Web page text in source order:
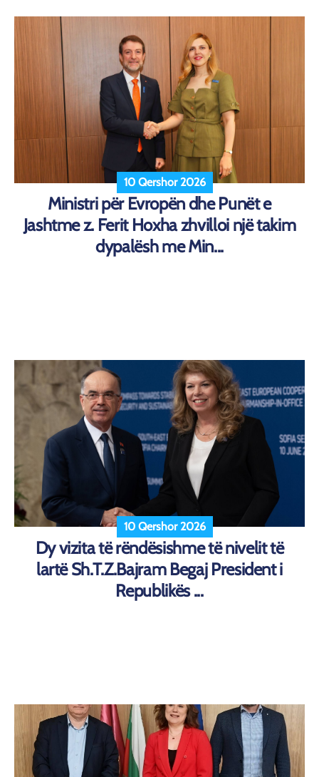
10 Qershor 2026
Ministri për Evropën dhe Punët e
Jashtme z. Ferit Hoxha zhvilloi një takim
dypalësh me Min...
10 Qershor 2026
Dy vizita të rëndësishme të nivelit të
lartë Sh.T.Z.Bajram Begaj President i
Republikës ...